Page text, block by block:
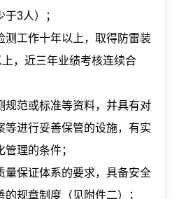
3人）；
测工作十年以上，取得防雷装
，近三年业绩考核连续合
规范或标准等资料，并具有对
等进行妥善保管的设施，有实
理的条件；
量保证体系的要求，具备安全
规章制度（见附件二）；